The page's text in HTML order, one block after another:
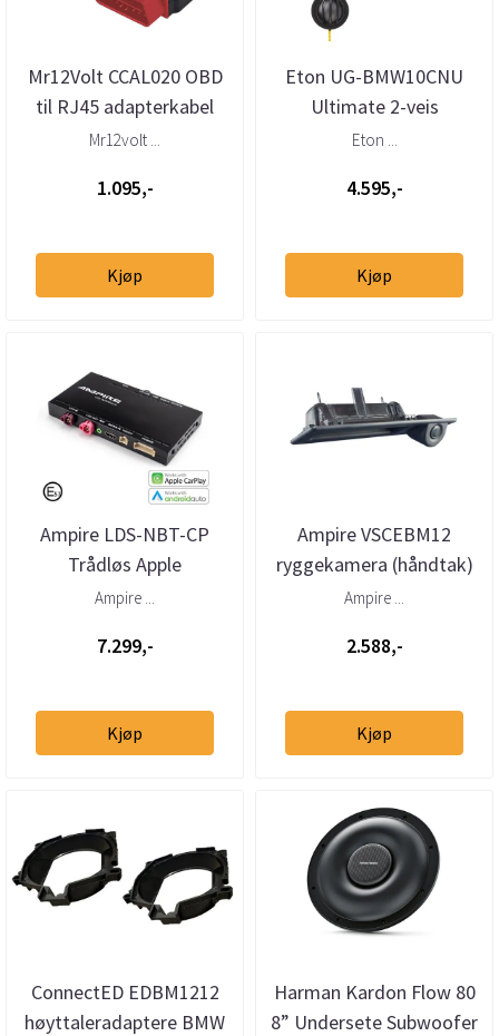
Mr12Volt CCAL020 OBD
til RJ45 adapterkabel
BMW NBT aktivering
Mr12volt ...
1.095,-
Kjøp
Eton UG-BMW10CNU
Ultimate 2-veis
Senterhøyttaler BMW
Eton ...
4.595,-
Kjøp
Ampire LDS-NBT-CP
Trådløs Apple
CarPlay/Android Auto
Ampire ...
7.299,-
Kjøp
Ampire VSCEBM12
ryggekamera (håndtak)
(CVBS) BMW F-serie
Ampire ...
2.588,-
Kjøp
ConnectED EDBM1212
høyttaleradaptere BMW
Harman Kardon Flow 80
8” Undersete Subwoofer